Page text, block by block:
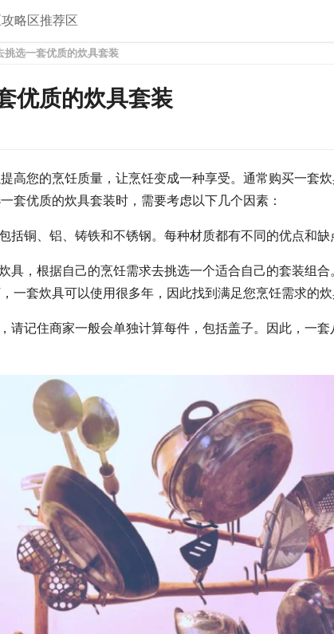
攻略区推荐区
挑选一套优质的炊具套装
优质的炊具套装
高您的烹饪质量，让烹饪变成一种享受。通常购买一套
套优质的炊具套装时，需要考虑以下几个因素：
括铜、铝、铸铁和不锈钢。每种材质都有不同的优点和缺
具，根据自己的烹饪需求去挑选一个适合自己的套装组
一套炊具可以使用很多年，因此找到满足您烹饪需求的炊
请记住商家一般会单独计算每件，包括盖子。因此，一